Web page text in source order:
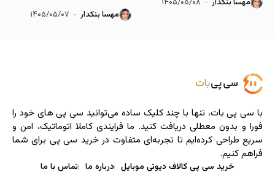
مهسا بنکدار ۱۴۰۵/۰۵/۰۷
با سی ‌پی‌ بات، تنها با چند کلیک ساده می‌توانید سی پی های خود را
فورا و بدون معطلی دریافت کنید. ما فرایندی کاملا اتوماتیک، امن و
سریع طراحی کرده‌ایم تا تجربه‌ای متفاوت در خرید سی پی برای شما
فراهم کنیم.
خرید سی پی کالاف دیوتی موبایل درباره ما تماس با ما